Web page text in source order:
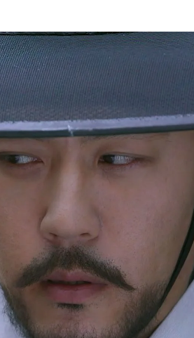
WhatsappFacebook
X